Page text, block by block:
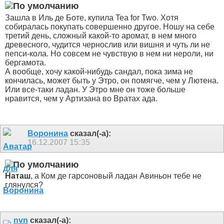
Зашла в Иль де Боте, купила Tea for Two. Хотя
собиралась покупать совершенно другое. Ношу на себе
третий день, сложный какой-то аромат, в нем много
древесного, чудится чернослив или вишня и чуть ли не
пепси-кола. Но совсем не чувствую в нем ни нероли, ни
бергамота.
А вообще, хочу какой-нибудь сандал, пока зима не
кончилась, может быть у Этро, он помягче, чем у Лютена.
Или все-таки ладан. У Этро мне он тоже больше
нравится, чем у Артизана во Вратах ада.
Воронина сказал(-а):
16.12.2007 15:35
Наташ, а Ком де гарсоновый ладан Авиньон тебе не
глянулся?
nvn сказал(-а):